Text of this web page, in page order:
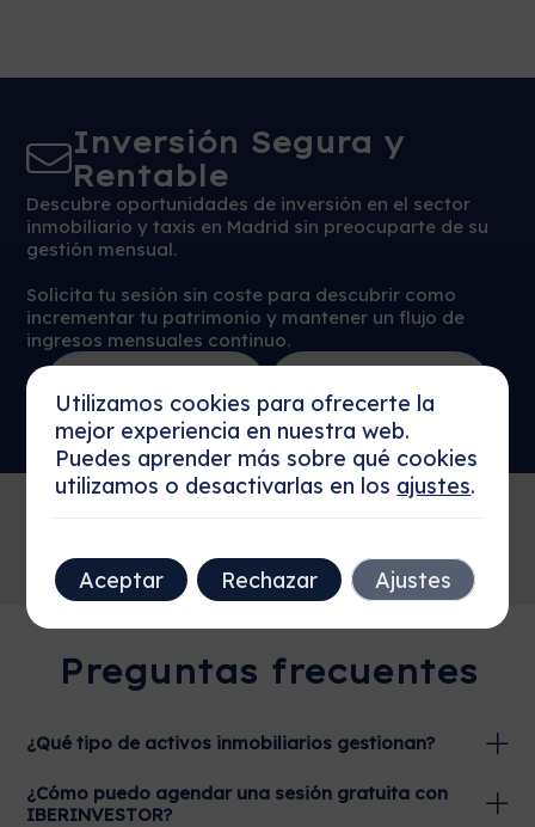
Inversión Segura y
Rentable
Descubre oportunidades de inversión en el sector
inmobiliario y taxis en Madrid sin preocuparte de su
gestión mensual.
Solicita tu sesión sin coste para descubrir como
incrementar tu patrimonio y mantener un flujo de
ingresos mensuales continuo.
Ahora
Preguntas frecuentes
¿Qué tipo de activos inmobiliarios gestionan?
¿Cómo puedo agendar una sesión gratuita con
IBERINVESTOR?
Utilizamos cookies para ofrecerte la
mejor experiencia en nuestra web.
Puedes aprender más sobre qué cookies
utilizamos o desactivarlas en los ajustes.
Aceptar Rechazar Ajustes